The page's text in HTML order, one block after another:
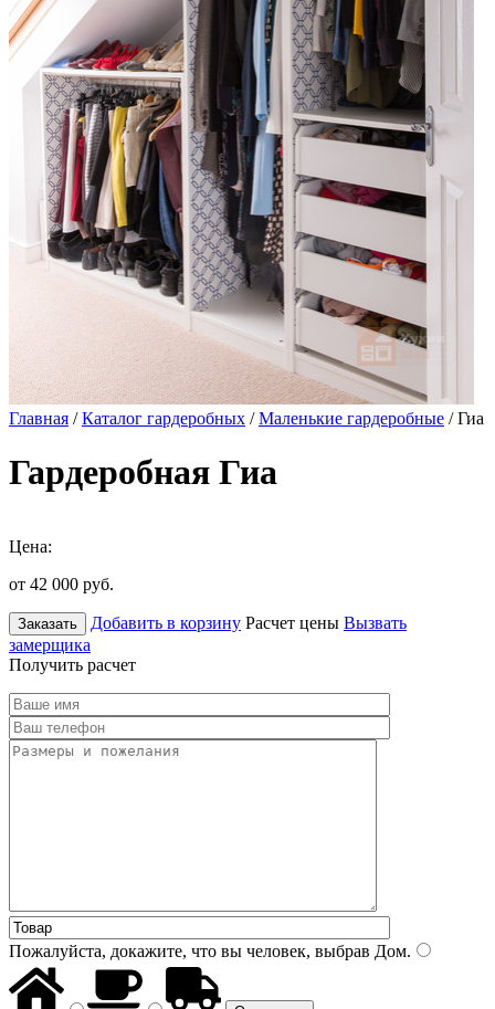
Главная /Каталог гардеробных /Маленькие гардеробные / Гиа
Гардеробная Гиа
Цена:
от 42 000 руб.
Заказать Добавить в корзину Расчет цены Вызвать
замерщика
Получить расчет
Пожалуйста, докажите, что вы человек, выбрав Дом.